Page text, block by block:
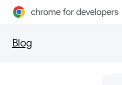
Blog